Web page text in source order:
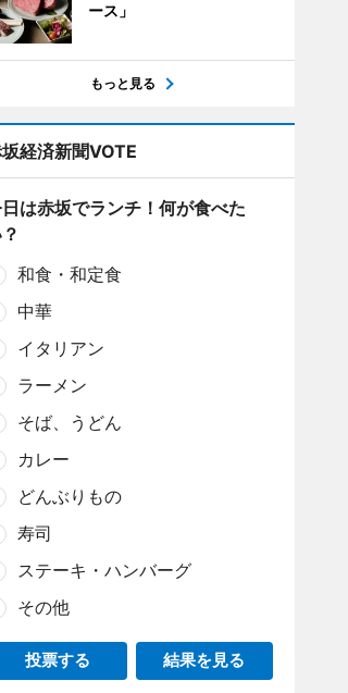
ース」
もっと見る
経済新聞VOTE
は赤坂でランチ！何が食べた
和食・和定食
中華
イタリアン
ラーメン
そば、うどん
カレー
どんぶりもの
寿司
ステーキ・ハンバーグ
その他
投票する 結果を見る